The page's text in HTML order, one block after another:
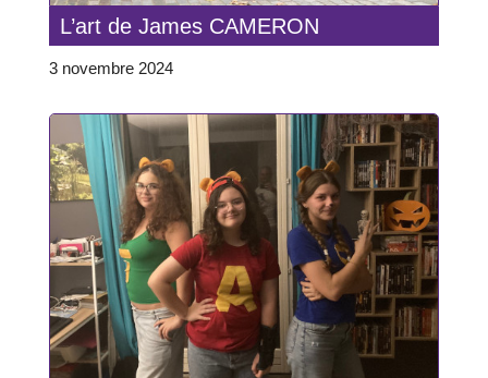
L’art de James CAMERON
3 novembre 2024